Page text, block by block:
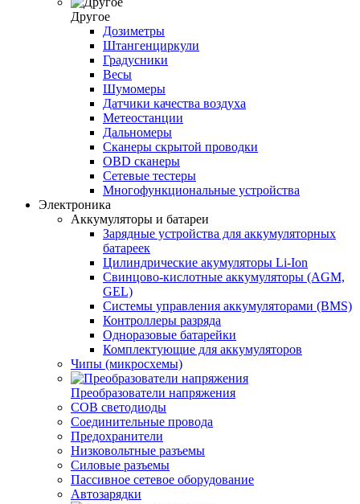
Другое
Дозиметры
Штангенциркули
Градусники
Весы
Шумомеры
Датчики качества воздуха
Метеостанции
Дальномеры
Сканеры скрытой проводки
OBD сканеры
Сетевые тестеры
Многофункциональные устройства
Электроника
Аккумуляторы и батареи
Зарядные устройства для аккумуляторных
батареек
Цилиндрические акумуляторы Li-Ion
Свинцово-кислотные аккумуляторы (AGM,
GEL)
Системы управления аккумуляторами (BMS)
Контроллеры разряда
Одноразовые батарейки
Комплектующие для аккумуляторов
Чипы (микросхемы)
Преобразователи напряжения
COB светодиоды
Соединительные провода
Предохранители
Низковольтные разъемы
Силовые разъемы
Пассивное сетевое оборудование
Автозарядки